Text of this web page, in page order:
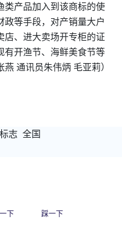
类产品加入到该商标的使
政等手段，对产销量大户
店、进大卖场开专柜的证
有开渔节、海鲜美食节等
通讯员朱伟炳 毛亚莉）
标志 全国
下 踩一下